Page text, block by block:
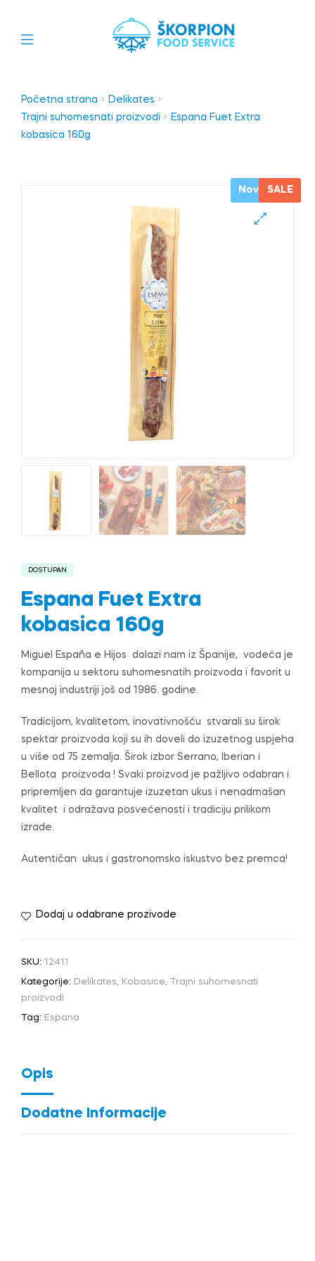
Početna strana
Delikates
Trajni suhomesnati proizvodi
Espana Fuet Extra
kobasica 160g
Novo SALE
DOSTUPAN
Espana Fuet Extra
kobasica 160g
Miguel España e Hijos dolazi nam iz Španije, vodeća je
kompanija u sektoru suhomesnatih proizvoda i favorit u
mesnoj industriji još od 1986. godine.
Tradicijom, kvalitetom, inovativnošću stvarali su širok
spektar proizvoda koji su ih doveli do izuzetnog uspjeha
u više od 75 zemalja. Širok izbor Serrano, Iberian i
Bellota proizvoda ! Svaki proizvod je pažljivo odabran i
pripremljen da garantuje izuzetan ukus i nenadmašan
kvalitet i odražava posvećenosti i tradiciju prilikom
izrade.
Autentičan ukus i gastronomsko iskustvo bez premca!
Dodaj u odabrane prozivode
SKU: 12411
Kategorije: Delikates, Kobasice, Trajni suhomesnati
proizvodi
Tag: Espana
Opis
Dodatne Informacije